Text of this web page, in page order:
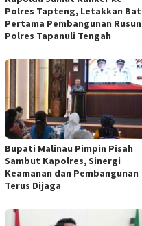
Polres Tapteng, Letakkan
Pertama Pembangunan Rusun
Polres Tapanuli Tengah
Bupati Malinau Pimpin Pisah
Sambut Kapolres, Sinergi
Keamanan dan Pembangunan
Terus Dijaga